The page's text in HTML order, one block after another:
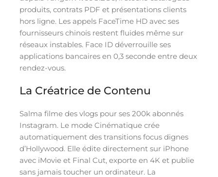
produits, contrats PDF et présentations clients
hors ligne. Les appels FaceTime HD avec ses
fournisseurs chinois restent fluides même sur
réseaux instables. Face ID déverrouille ses
applications bancaires en 0,3 seconde entre deux
rendez-vous.
La Créatrice de Contenu
Salma filme des vlogs pour ses 200k abonnés
Instagram. Le mode Cinématique crée
automatiquement des transitions focus dignes
d’Hollywood. Elle édite directement sur iPhone
avec iMovie et Final Cut, exporte en 4K et publie
sans jamais toucher un ordinateur. La